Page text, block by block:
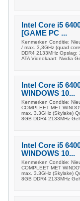
Intel Core i5
[GAME PC ...
Kenmerken Conditie:
/ max. 3,3GHz (quad
DDR4 2133MHz Opslag:
ATA Videokaart: Nvidia
Intel Core i5
WINDOWS 10...
Kenmerken Conditie:
COMPLEET MET
max. 3.3GHz (Skylake)
8GB DDR4 2133MHz
Intel Core i5
WINDOWS 10...
Kenmerken Conditie:
COMPLEET MET
max. 3.3GHz (Skylake)
8GB DDR4 2133MHz